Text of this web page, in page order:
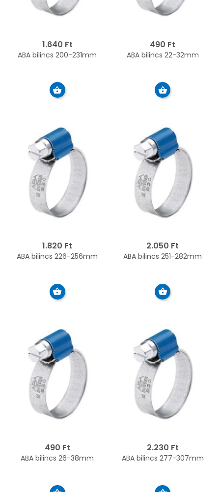
1.640 Ft
ABA bilincs 200-231mm
490 Ft
ABA bilincs 22-32mm
1.820 Ft
ABA bilincs 226-256mm
2.050 Ft
ABA bilincs 251-282mm
490 Ft
ABA bilincs 26-38mm
2.230 Ft
ABA bilincs 277-307mm